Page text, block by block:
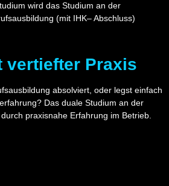
wird das Studium an der
(mit IHK– Abschluss)
vertiefter Praxis
absolviert, oder legst einfach
Das duale Studium an der
praxisnahe Erfahrung im Betrieb.